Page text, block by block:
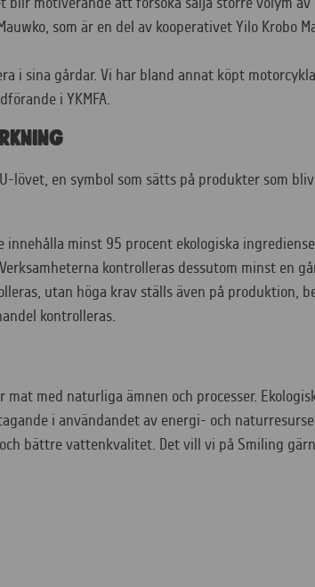
som är en del av kooperativet Yilo Krobo
i sina gårdar. Vi har bland annat köpt
i YKMFA.
lövet, en symbol som sätts på produkter som
innehålla minst 95 procent ekologiska
kontrolleras dessutom minst en
utan höga krav ställs även på produktion,
kontrolleras.
med naturliga ämnen och processer.
i användandet av energi- och
bättre vattenkvalitet. Det vill vi på Smiling